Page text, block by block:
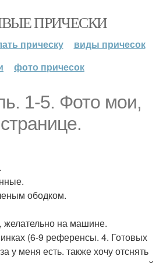
ПРИЧЕСКИ
прическу
виды причесок
фото причесок
1-5. Фото мои,
ободком.
на машине.
(6-9 референсы. 4. Готовых
у меня есть. также хочу отснять